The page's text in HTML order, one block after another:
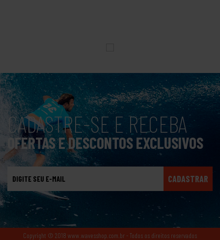
CADASTRE-SE E RECEBA
OFERTAS E DESCONTOS EXCLUSIVOS
CADASTRAR
Copyright © 2018 www.wavesshop.com.br - Todos os direitos reservados